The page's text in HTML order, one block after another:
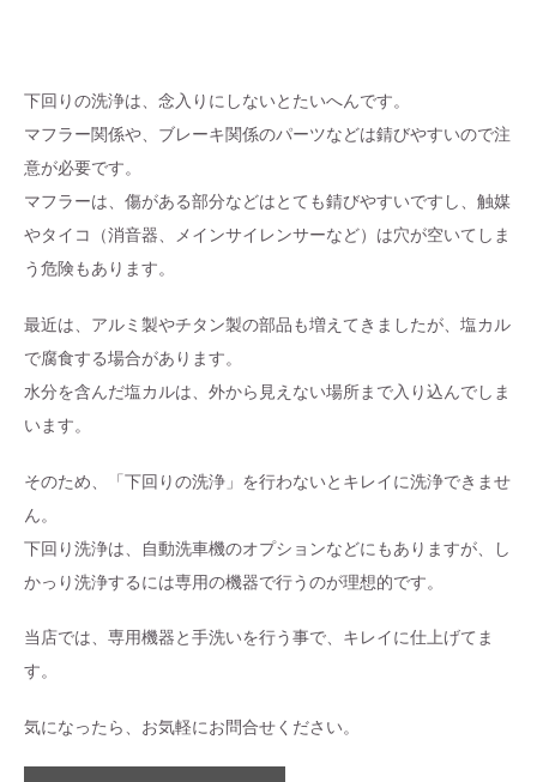
下回りの洗浄は、念入りにしないとたいへんです。
マフラー関係や、ブレーキ関係のパーツなどは錆びやすいので注
意が必要です。
マフラーは、傷がある部分などはとても錆びやすいですし、触媒
やタイコ（消音器、メインサイレンサーなど）は穴が空いてしま
う危険もあります。
最近は、アルミ製やチタン製の部品も増えてきましたが、塩カル
で腐食する場合があります。
水分を含んだ塩カルは、外から見えない場所まで入り込んでしま
います。
そのため、「下回りの洗浄」を行わないとキレイに洗浄できませ
ん。
下回り洗浄は、自動洗車機のオプションなどにもありますが、し
かっり洗浄するには専用の機器で行うのが理想的です。
当店では、専用機器と手洗いを行う事で、キレイに仕上げてま
す。
気になったら、お気軽にお問合せください。